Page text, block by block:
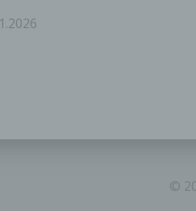
©
nach